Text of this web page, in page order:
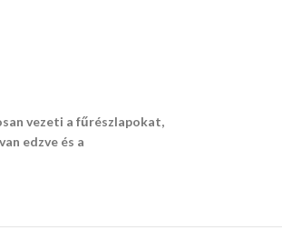
vezeti a fűrészlapokat,
edzve és a